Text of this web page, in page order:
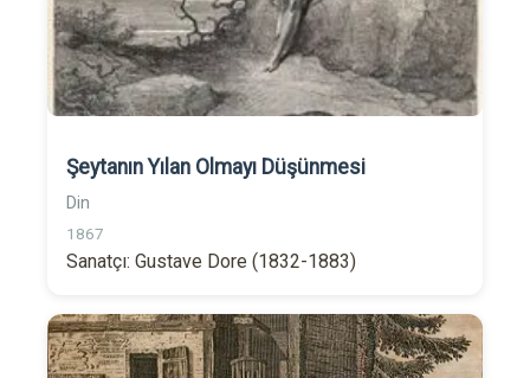
Şeytanın Yılan Olmayı Düşünmesi
Din
1867
Sanatçı: Gustave Dore (1832-1883)